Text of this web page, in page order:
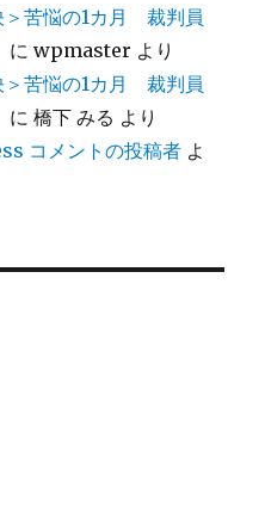
＞苦悩の1カ月 裁判員
にwpmaster より
＞苦悩の1カ月 裁判員
に橋下 みる より
コメントの投稿者 よ